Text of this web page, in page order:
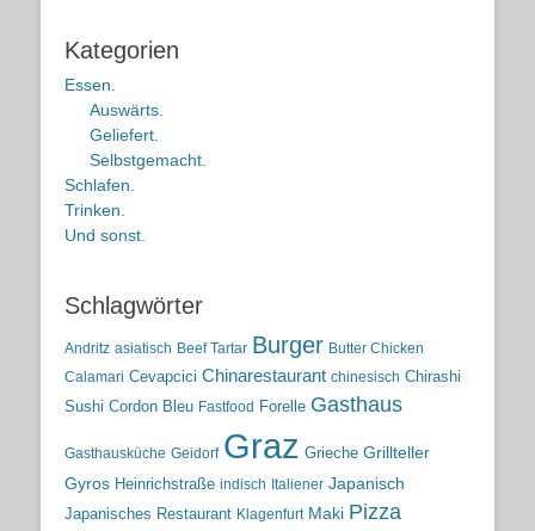
Kategorien
Essen.
Auswärts.
Geliefert.
Selbstgemacht.
Schlafen.
Trinken.
Und sonst.
Schlagwörter
Andritz asiatisch Beef Tartar Burger Butter Chicken
Calamari Cevapcici Chinarestaurant chinesisch Chirashi
Sushi Cordon Bleu Fastfood Forelle Gasthaus
Gasthausküche Geidorf Graz Grieche Grillteller
Gyros Heinrichstraße indisch Italiener Japanisch
Japanisches Restaurant Klagenfurt Maki Pizza